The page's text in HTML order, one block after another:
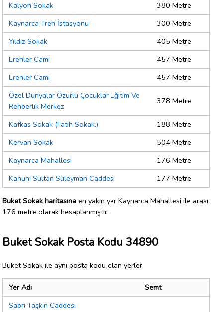
Kalyon Sokak
380 Metre
Kaynarca Tren İstasyonu
300 Metre
Yıldız Sokak
405 Metre
Erenler Cami
457 Metre
Erenler Cami
457 Metre
Özel Dünyalar Özürlü Çocuklar Eğitim Ve
Rehberlik Merkez
378 Metre
Kafkas Sokak (Fatih Sokak.)
188 Metre
Kervan Sokak
504 Metre
Kaynarca Mahallesi
176 Metre
Kanuni Sultan Süleyman Caddesi
177 Metre
Buket Sokak haritasına en yakın yer Kaynarca Mahallesi ile arası
176 metre olarak hesaplanmıştır.
Buket Sokak Posta Kodu 34890
Buket Sokak ile aynı posta kodu olan yerler:
Yer Adı
Semt
Sabri Taşkın Caddesi